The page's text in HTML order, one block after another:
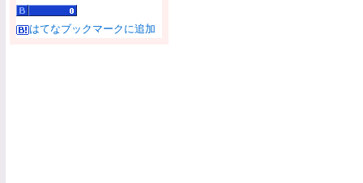
はてなブックマークに追加